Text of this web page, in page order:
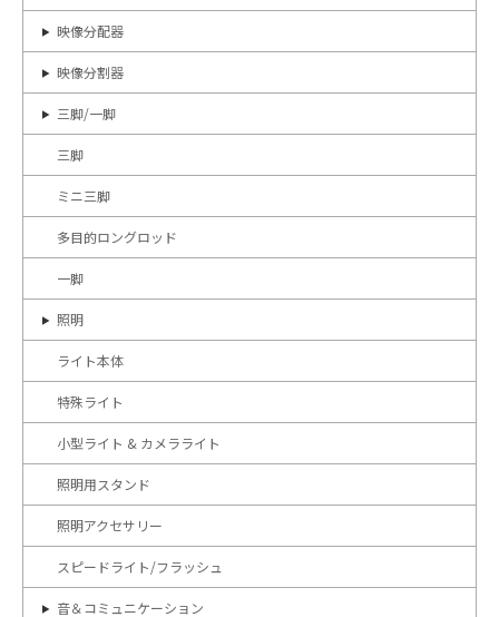
映像分配器
映像分割器
三脚/一脚
三脚
ミニ三脚
多目的ロングロッド
一脚
照明
ライト本体
特殊ライト
小型ライト & カメラライト
照明用スタンド
照明アクセサリー
スピードライト/フラッシュ
音＆コミュニケーション